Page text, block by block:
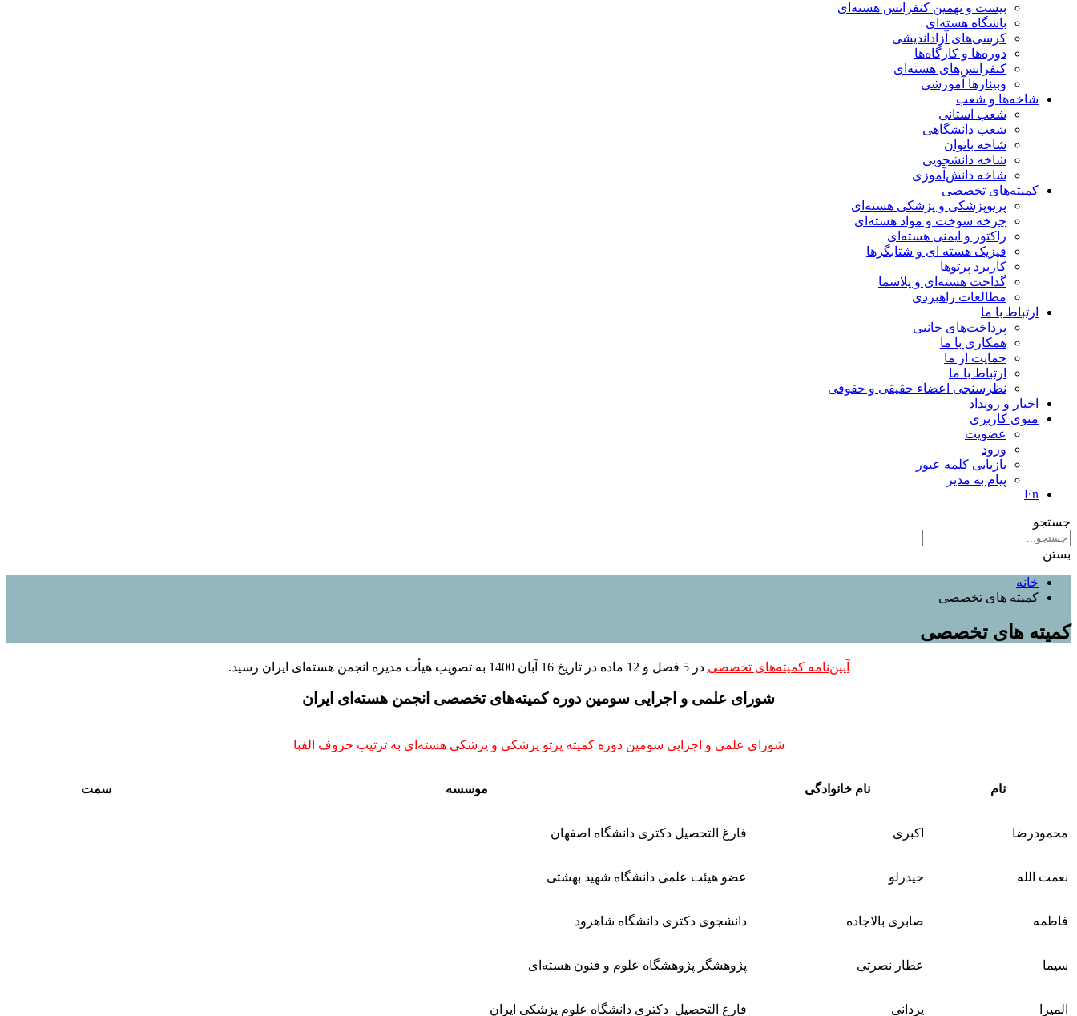
بیست و نهمین کنفرانس هسته‌ای
باشگاه هسته‌ای
کرسی‌های آزاداندیشی
دوره‌ها و کارگاه‌ها
کنفرانس‌های هسته‌ای
وبینارها آموزشی
شاخه‌ها و شعب
شعب استانی
شعب دانشگاهی
شاخه بانوان
شاخه دانشجویی
شاخه دانش‌آموزی
کمیته‌های تخصصی
پرتوپزشکی و پزشکی هسته‌ای
چرخه سوخت و مواد هسته‌ای
راکتور و ایمنی هسته‌ای
فیزیک هسته ای و شتابگرها
کاربرد پرتوها
گداخت هسته‌ای و پلاسما
مطالعات راهبردی
ارتباط با ما
پرداخت‌های جانبی
همکاری با ما
حمايت از ما
ارتباط با ما
نظر‌سنجی اعضاء حقیقی و حقوقی
اخبار و رويداد
منوی کاربری
عضویت
ورود
بازیابی کلمه عبور
پیام به مدير
En
جستجو
بستن
خانه
کمیته های تخصصی
کمیته های تخصصی
آیین‌نامه کمیته‌های تخصصی در 5 فصل و 12 ماده در تاریخ 16 آبان 1400 به تصویب هیأت مدیره انجمن هسته‌ای ایران رسید.
شورای علمی و اجرایی سومین دوره کمیته‌های تخصصی انجمن هسته‌ای ایران
شورای علمی و اجرایی سومین دوره کمیته پرتو پزشکی و پزشکی هسته‌ای به ترتیب حروف الفبا
نام نام خانوادگی موسسه سمت
محمودرضا اکبری فارغ التحصیل دکتری دانشگاه اصفهان
نعمت الله حیدرلو عضو هیئت علمی دانشگاه شهید بهشتی
فاطمه صابری بالاجاده دانشجوی دکتری دانشگاه شاهرود
سیما عطار نصرتی پژوهشگر پژوهشگاه علوم و فنون هسته‌ای
المیرا یزدانی فارغ التحصیل دکتری دانشگاه علوم پزشکی ایران